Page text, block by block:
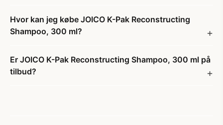
Hvor kan jeg købe JOICO K-Pak Reconstructing
Shampoo, 300 ml?
Er JOICO K-Pak Reconstructing Shampoo, 300 ml på
tilbud?